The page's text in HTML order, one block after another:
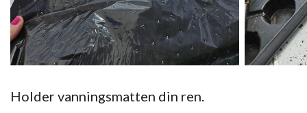
Holder vanningsmatten din ren.